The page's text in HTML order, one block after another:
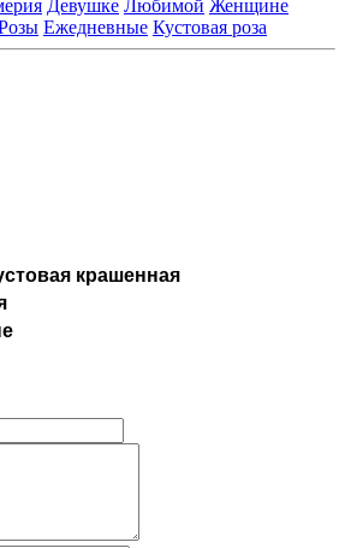
Девушке Любимой Женщине
Ежедневные Кустовая роза
крашенная